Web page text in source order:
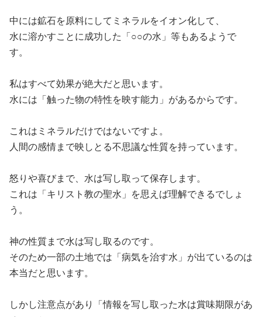
中には鉱石を原料にしてミネラルをイオン化して、
水に溶かすことに成功した「○○の水」等もあるようで
す。
私はすべて効果が絶大だと思います。
水には「触った物の特性を映す能力」があるからです。
これはミネラルだけではないですよ。
人間の感情まで映しとる不思議な性質を持っています。
怒りや喜びまで、水は写し取って保存します。
これは「キリスト教の聖水」を思えば理解できるでしょ
う。
神の性質まで水は写し取るのです。
そのため一部の土地では「病気を治す水」が出ているのは
本当だと思います。
しかし注意点があり「情報を写し取った水は賞味期限があ